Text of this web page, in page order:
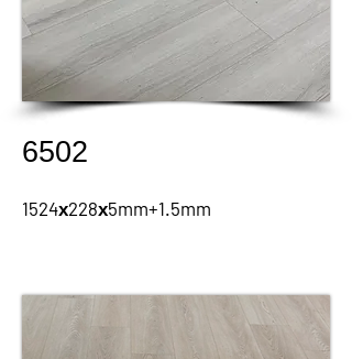
6502
1524х228х5mm+1.5mm